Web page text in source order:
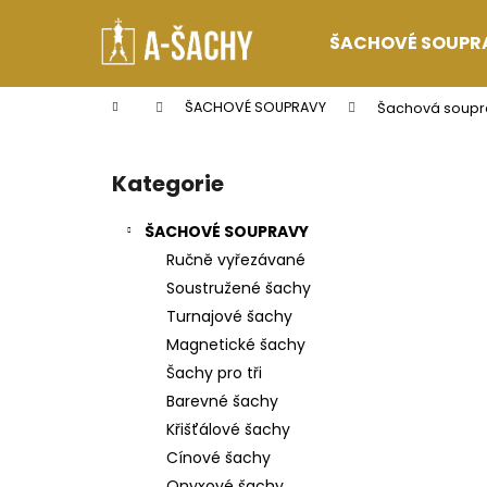
ŠACHOVÉ
Domů ŠACHOVÉ SOUPRAVY Šachová
Přeskočit
kategorie
Kategorie
ŠACHOVÉ SOUPRAVY
Ručně vyřezávané
Soustružené šachy
Turnajové šachy
Magnetické šachy
Šachy pro tři
Barevné šachy
Křišťálové šachy
Cínové šachy
í
Zpět
do
Zpět
do